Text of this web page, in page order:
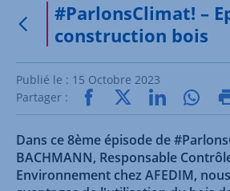
Retour à la page précédente
#ParlonsClimat! –
construction bois
Publié le : 15 Octobre 2023
Partager :
Dans ce 8ème épisode de
BACHMANN, Responsable
Environnement chez AFEDIM,